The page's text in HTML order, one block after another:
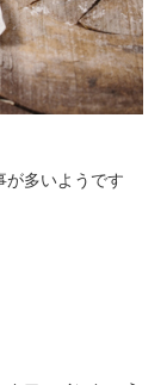
が多いようです